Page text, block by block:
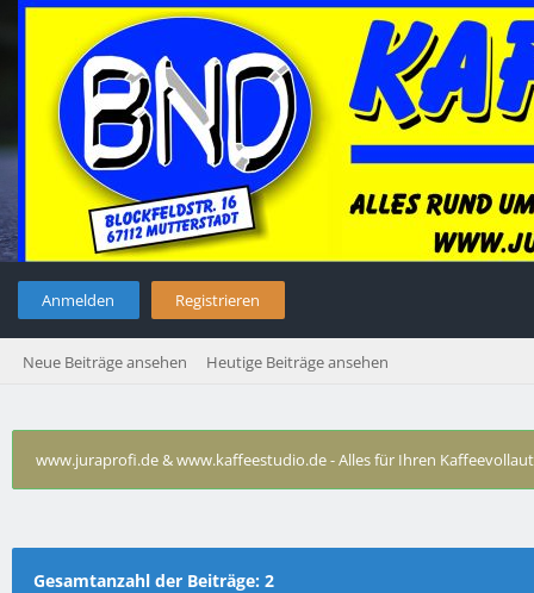
Anmelden Registrieren
Neue Beiträge ansehen Heutige Beiträge ansehen
www.juraprofi.de & www.kaffeestudio.de - Alles für Ihren
Gesamtanzahl der Beiträge: 2